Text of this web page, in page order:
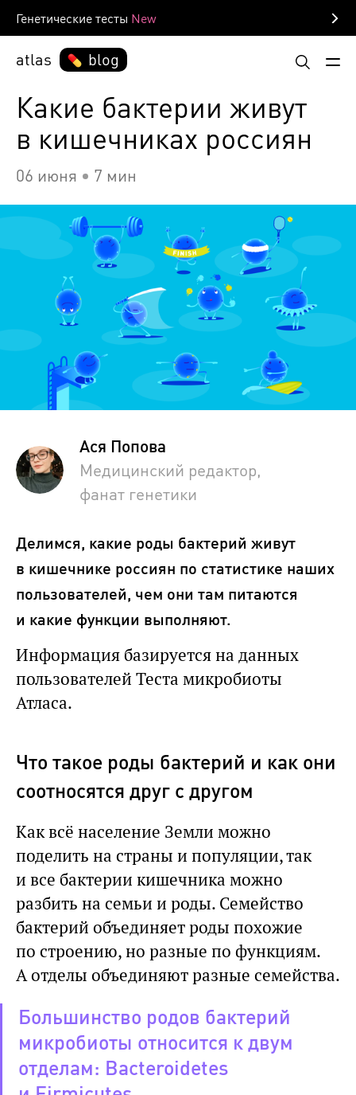
Генетические тесты
atlas blog
Какие бактерии живут
в кишечниках россиян
06 июня 7 мин
Делимся, какие роды бактерий живут
в кишечнике россиян по статистике наших
пользователей, чем они там питаются
и какие функции выполняют.
Информация базируется на данных
пользователей Теста микробиоты
Атласа.
Что такое роды бактерий и как они
соотносятся друг с другом
Как всё население Земли можно
поделить на страны и популяции, так
и все бактерии кишечника можно
разбить на семьи и роды. Семейство
бактерий объединяет роды похожие
по строению, но разные по функциям.
А отделы объединяют разные семейства.
Большинство родов бактерий
микробиоты относится к двум
отделам: Bacteroidetes
Ася Попова
Медицинский редактор,
фанат генетики